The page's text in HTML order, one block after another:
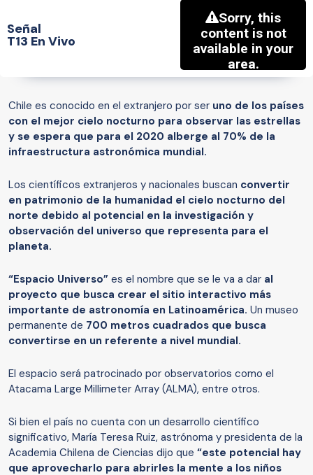
Señal
T13 En Vivo
Chile es conocido en el extranjero por ser uno de los países
con el mejor cielo nocturno para observar las estrellas
y se espera que para el 2020 alberge al 70% de la
infraestructura astronómica mundial.
Los científicos extranjeros y nacionales buscan convertir
en patrimonio de la humanidad el cielo nocturno del
norte debido al potencial en la investigación y
observación del universo que representa para el
planeta.
“Espacio Universo” es el nombre que se le va a dar al
proyecto que busca crear el sitio interactivo más
importante de astronomía en Latinoamérica. Un museo
permanente de 700 metros cuadrados que busca
convertirse en un referente a nivel mundial.
El espacio será patrocinado por observatorios como el
Atacama Large Millimeter Array (ALMA), entre otros.
Si bien el país no cuenta con un desarrollo científico
significativo, María Teresa Ruiz, astrónoma y presidenta de la
Academia Chilena de Ciencias dijo que “este potencial hay
que aprovecharlo para abrirles la mente a los niños